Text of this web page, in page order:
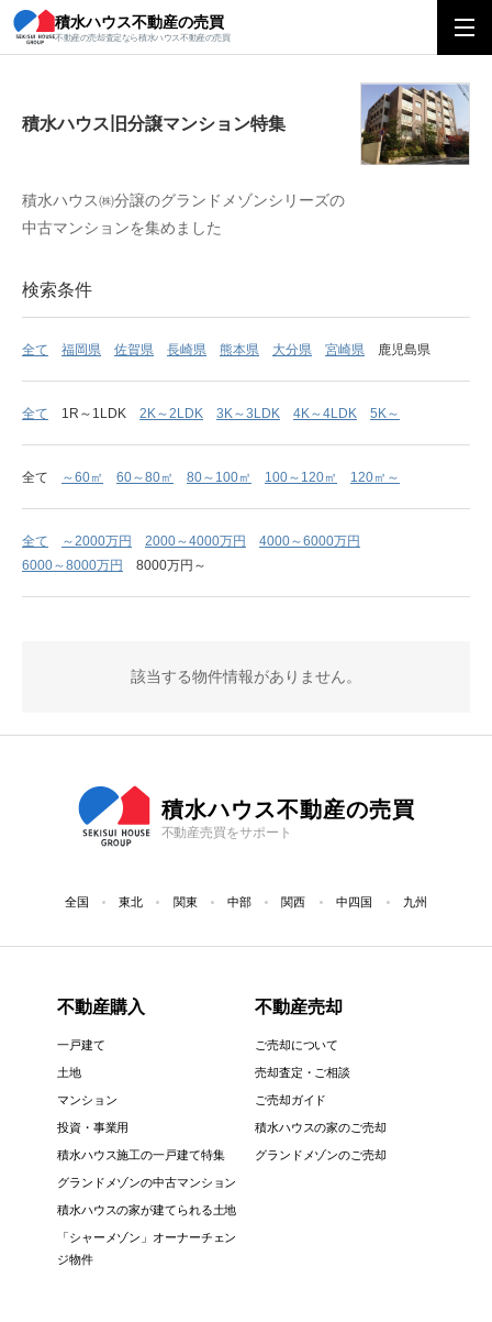
積水ハウス不動産の売買
不動産の売却査定なら積水ハウス不動産の売買
積水ハウス旧分譲マンション特集
積水ハウス旧分譲マンション特集
積水ハウス㈱分譲のグランドメゾンシリーズの
中古マンションを集めました
検索条件
全て 福岡県 佐賀県 長崎県 熊本県 大分県 宮崎県 鹿児島県
全て 1R～1LDK 2K～2LDK 3K～3LDK 4K～4LDK 5K～
全て ～60㎡ 60～80㎡ 80～100㎡ 100～120㎡ 120㎡～
全て ～2000万円 2000～4000万円
4000～6000万円
6000～8000万円
8000万円～
該当する物件情報がありません。
積水ハウス不動産の売買
不動産売買をサポート
全国 東北 関東 中部 関西 中四国 九州
不動産購入
一戸建て
土地
マンション
投資・事業用
積水ハウス施工の一戸建て特集
グランドメゾンの中古マンション
積水ハウスの家が建てられる土地
「シャーメゾン」オーナーチェン
ジ物件
不動産売却
ご売却について
売却査定・ご相談
ご売却ガイド
積水ハウスの家のご売却
グランドメゾンのご売却